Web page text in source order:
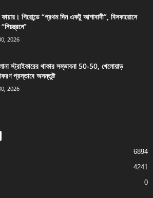
গিরোন্ডে “প্রথম দিন একটু আশাবাদী”, বিসকারোসে
2026
স্ট্রাইকারের থাকার সম্ভাবনা 50-50, খেলোয়াড়
প্রস্তাবে অসন্তুষ্ট
2026
6894
4241
0